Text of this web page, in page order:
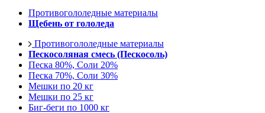
Противогололедные материалы
Щебень от гололеда
Противогололедные материалы
Пескосоляная смесь (Пескосоль)
Песка 80%, Соли 20%
Песка 70%, Соли 30%
Мешки по 20 кг
Мешки по 25 кг
Биг-беги по 1000 кг